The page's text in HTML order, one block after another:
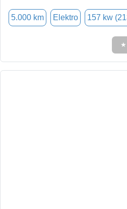
5.000 km Elektro 157 kw
★